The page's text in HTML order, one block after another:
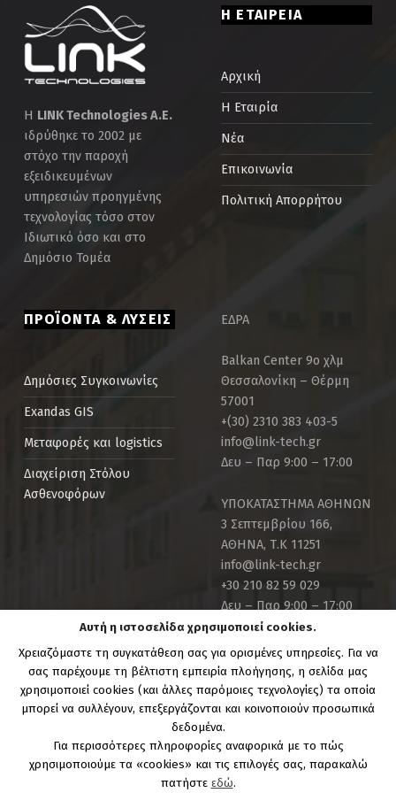
Η LINK Technologies Α.Ε.
ιδρύθηκε το 2002 με
στόχο την παροχή
εξειδικευμένων
υπηρεσιών προηγμένης
τεχνολογίας τόσο στον
Ιδιωτικό όσο και στο
Δημόσιο Τομέα
Η ΕΤΑΙΡΕΙΑ
Αρχική
Η Εταιρία
Νέα
Επικοινωνία
Πολιτική Απορρήτου
ΠΡΟΪΟΝΤΑ & ΛΥΣΕΙΣ
Δημόσιες Συγκοινωνίες
Exandas GIS
Μεταφορές και logistics
Διαχείριση Στόλου
Ασθενοφόρων
ΕΔΡΑ
Balkan Center 9ο χλμ
Θεσσαλονίκη – Θέρμη
57001
+(30) 2310 383 403-5
info@link-tech.gr
Δευ – Παρ 9:00 – 17:00
ΥΠΟΚΑΤΑΣΤΗΜΑ ΑΘΗΝΩΝ
3 Σεπτεμβρίου 166,
ΑΘΗΝΑ, Τ.Κ 11251
info@link-tech.gr
+30 210 82 59 029
Δευ – Παρ 9:00 – 17:00
Copyright Link-Tech.gr | Powered by:Link Technologies
Αυτή η ιστοσελίδα χρησιμοποιεί cookies.
Χρειαζόμαστε τη συγκατάθεση σας για ορισμένες υπηρεσίες. Για να
σας παρέχουμε τη βέλτιστη εμπειρία πλοήγησης, η σελίδα μας
χρησιμοποιεί cookies (και άλλες παρόμοιες τεχνολογίες) τα οποία
μπορεί να συλλέγουν, επεξεργάζονται και κοινοποιούν προσωπικά
δεδομένα.
Για περισσότερες πληροφορίες αναφορικά με το πώς
χρησιμοποιούμε τα «cookies» και τις επιλογές σας, παρακαλώ
πατήστε εδώ.